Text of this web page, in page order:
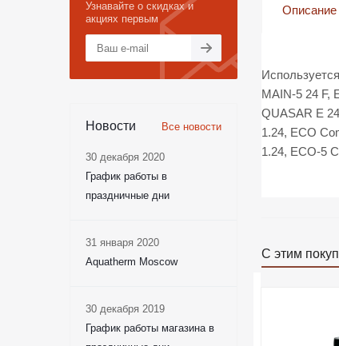
Описание
MAIN-5 24 F,
QUASAR E
1.24, ECO
1.24, ECO-5
С этим
Узнавайте о скидках и
акциях первым
Новости Все новости
30 декабря 2020
График работы в
праздничные дни
31 января 2020
Aquatherm Moscow
30 декабря 2019
График работы магазина в